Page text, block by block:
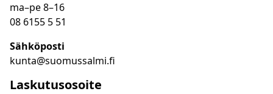
ma–pe 8–16
08 6155 5 51
Sähköposti
kunta@suomussalmi.fi
Laskutusosoite